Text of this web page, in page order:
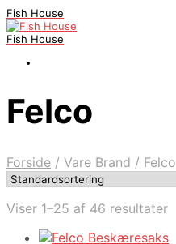
Fish House
Fish House
Felco
Forside / Vare Brand / Felco
Viser 1–25 af 46 resultater